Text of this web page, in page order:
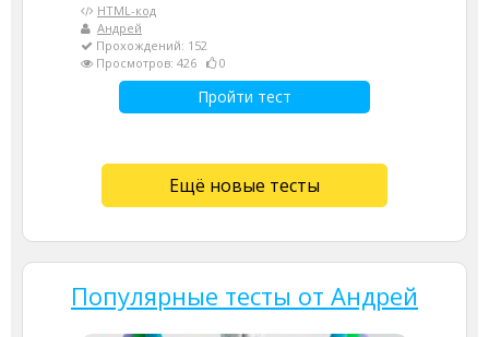
HTML-код
Андрей
Прохождений: 152
Просмотров: 426
0
Пройти тест
Ещё новые тесты
Популярные тесты от Андрей